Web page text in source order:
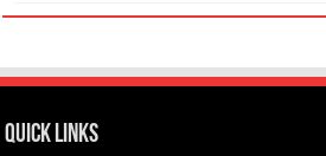
Quick Links